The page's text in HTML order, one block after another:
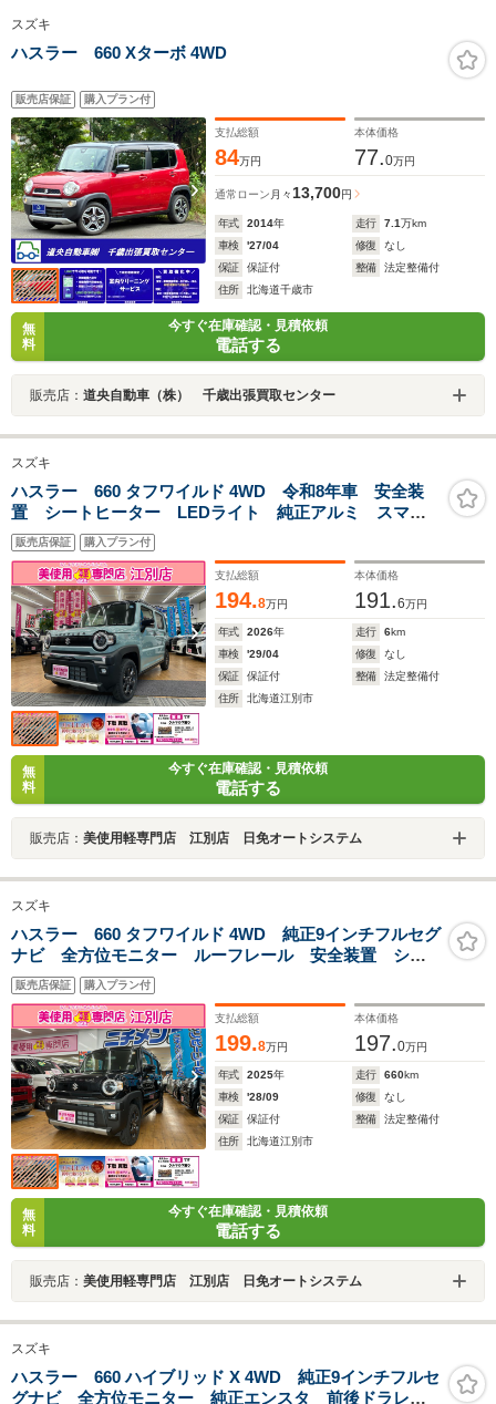
スズキ
ハスラー 660 Xターボ 4WD
販売店保証 購入プラン付
支払総額
84万円
本体価格
77.0万円
通常ローン 月々13,700円
年式 2014年 走行 7.1万km
車検
'27/04 修復
なし
保証
保証付 整備
法定整備付
住所
北海道千歳市
無
料
今すぐ在庫確認・見積依頼
電話する
販売店： 道央自動車（株） 千歳出張買取センター
スズキ
ハスラー 660 タフワイルド 4WD 令和8年車 安全装
置 シートヒーター LEDライト 純正アルミ スマー
トキー オートライト
販売店保証 購入プラン付
支払総額
194.8万円
本体価格
191.6万円
年式 2026年 走行 6km
車検
'29/04 修復
なし
保証
保証付 整備
法定整備付
住所
北海道江別市
無
料
今すぐ在庫確認・見積依頼
電話する
販売店： 美使用軽専門店 江別店 日免オートシステム
スズキ
ハスラー 660 タフワイルド 4WD 純正9インチフルセグ
ナビ 全方位モニター ルーフレール 安全装置 シー
トヒーター
販売店保証 購入プラン付
支払総額
199.8万円
本体価格
197.0万円
年式 2025年 走行 660km
車検
'28/09 修復
なし
保証
保証付 整備
法定整備付
住所
北海道江別市
無
料
今すぐ在庫確認・見積依頼
電話する
販売店： 美使用軽専門店 江別店 日免オートシステム
スズキ
ハスラー 660 ハイブリッド X 4WD 純正9インチフルセ
グナビ 全方位モニター 純正エンスタ 前後ドラレ